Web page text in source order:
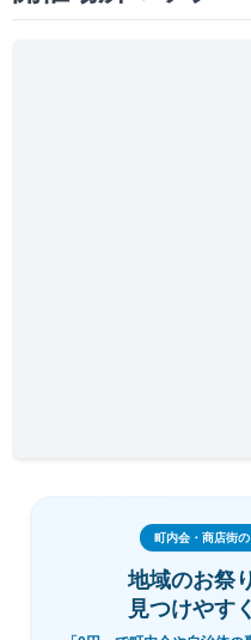
町内会・商店街
地域のお祭
見つけやす